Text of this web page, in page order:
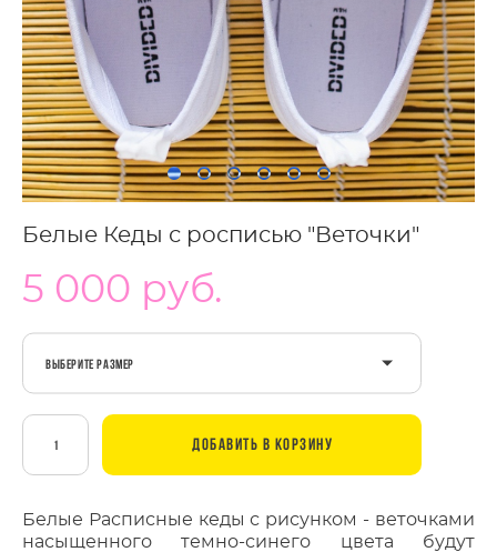
Белые Кеды с росписью "Веточки"
5 000 pуб.
Выберите Размер
ДОБАВИТЬ В КОРЗИНУ
Белые Расписные кеды с рисунком - веточками
насыщенного темно-синего цвета будут